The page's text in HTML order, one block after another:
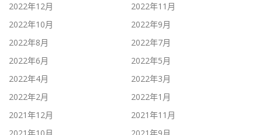
2022年12月
2022年11月
2022年10月
2022年9月
2022年8月
2022年7月
2022年6月
2022年5月
2022年4月
2022年3月
2022年2月
2022年1月
2021年12月
2021年11月